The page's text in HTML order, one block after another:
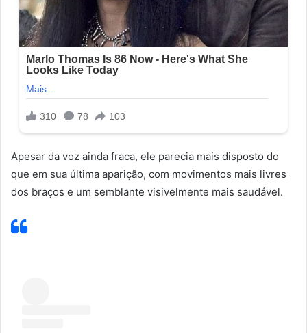
Apesar da voz ainda fraca, ele parecia mais disposto do
que em sua última aparição, com movimentos mais livres
dos braços e um semblante visivelmente mais saudável.